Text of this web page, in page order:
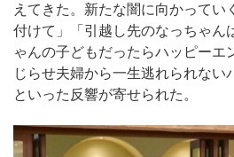
えてきた。新たな闇に向かって
付けて」「引越し先のなっちゃん
ゃんの子どもだったらハッピーエ
じらせ夫婦から一生逃れられない
といった反響が寄せられた。